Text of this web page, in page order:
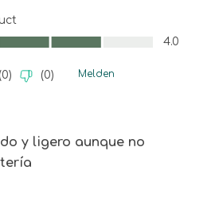
4.0 van 5
4.0
(0) (0) Melden
y ligero aunque no